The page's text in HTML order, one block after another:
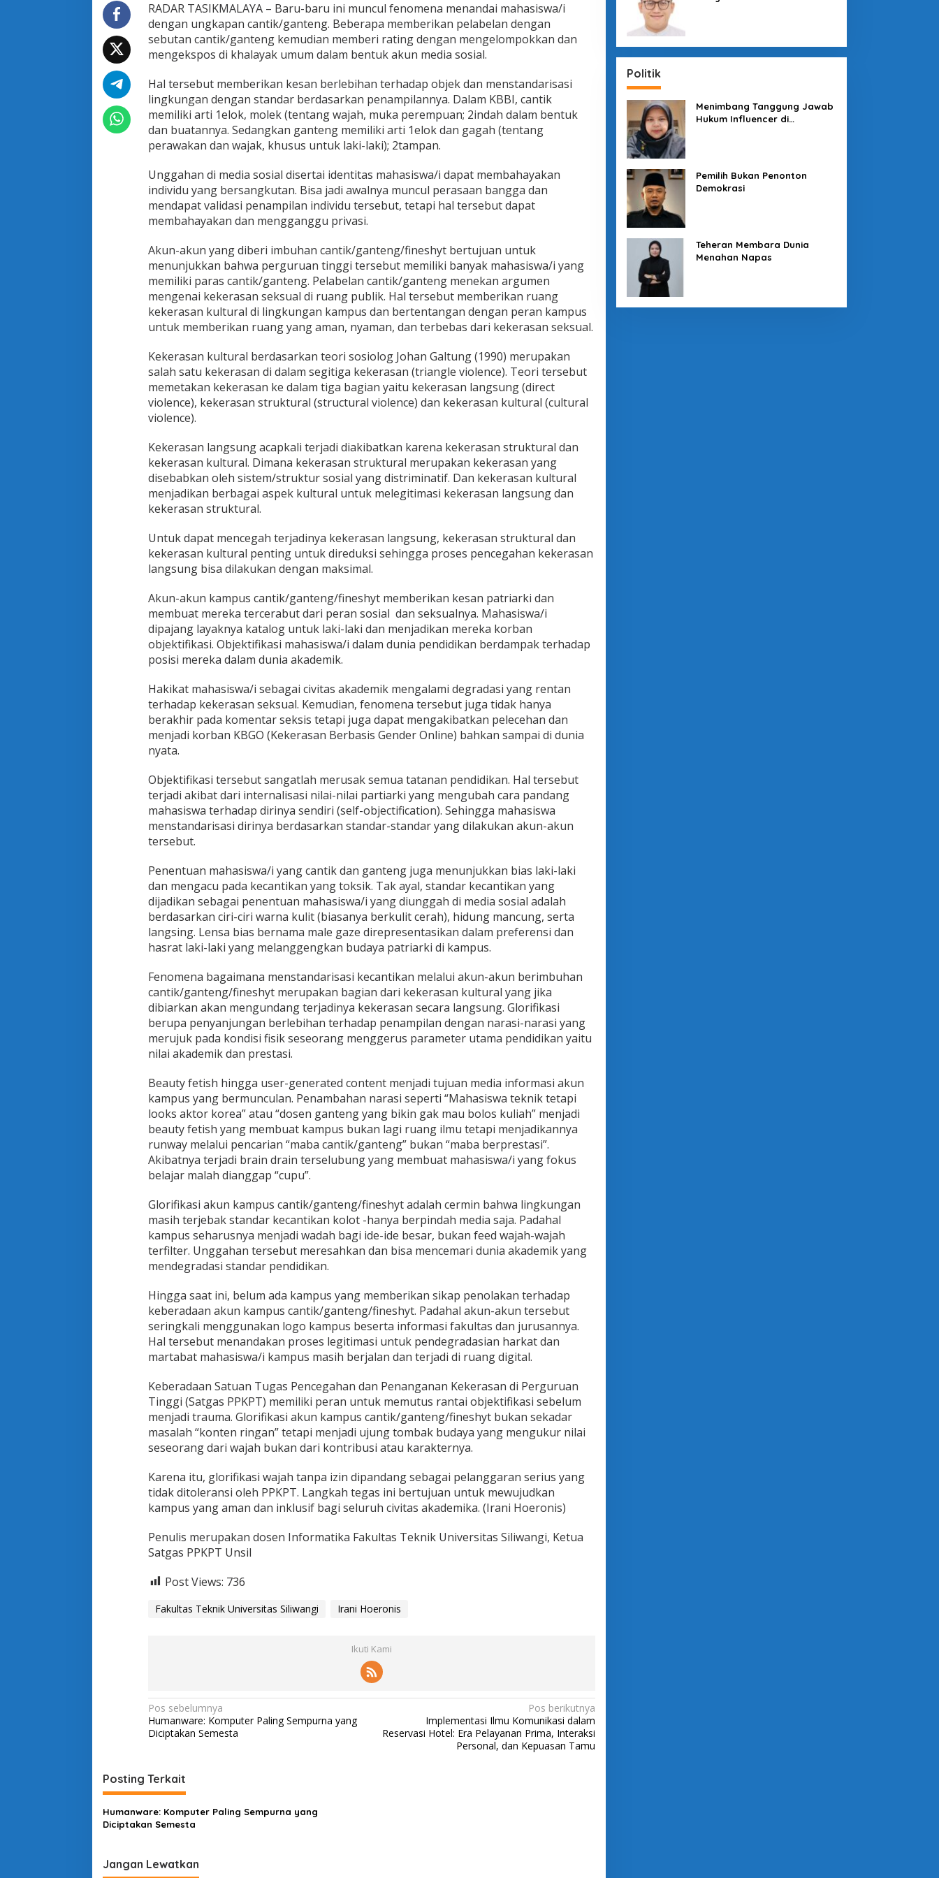
G
n
t
e
g
RADAR TASIKMALAYA – Baru-baru ini muncul fenomena menandai mahasiswa/i
dengan ungkapan cantik/ganteng. Beberapa memberikan pelabelan dengan
sebutan cantik/ganteng kemudian memberi rating dengan mengelompokkan dan
mengekspos di khalayak umum dalam bentuk akun media sosial.
Hal tersebut memberikan kesan berlebihan terhadap objek dan menstandarisasi
lingkungan dengan standar berdasarkan penampilannya. Dalam KBBI, cantik
memiliki arti 1elok, molek (tentang wajah, muka perempuan; 2indah dalam bentuk
dan buatannya. Sedangkan ganteng memiliki arti 1elok dan gagah (tentang
perawakan dan wajak, khusus untuk laki-laki); 2tampan.
Unggahan di media sosial disertai identitas mahasiswa/i dapat membahayakan
individu yang bersangkutan. Bisa jadi awalnya muncul perasaan bangga dan
mendapat validasi penampilan individu tersebut, tetapi hal tersebut dapat
membahayakan dan mengganggu privasi.
Akun-akun yang diberi imbuhan cantik/ganteng/fineshyt bertujuan untuk
menunjukkan bahwa perguruan tinggi tersebut memiliki banyak mahasiswa/i yang
memiliki paras cantik/ganteng. Pelabelan cantik/ganteng menekan argumen
mengenai kekerasan seksual di ruang publik. Hal tersebut memberikan ruang
kekerasan kultural di lingkungan kampus dan bertentangan dengan peran kampus
untuk memberikan ruang yang aman, nyaman, dan terbebas dari kekerasan seksual.
Kekerasan kultural berdasarkan teori sosiolog Johan Galtung (1990) merupakan
salah satu kekerasan di dalam segitiga kekerasan (triangle violence). Teori tersebut
memetakan kekerasan ke dalam tiga bagian yaitu kekerasan langsung (direct
violence), kekerasan struktural (structural violence) dan kekerasan kultural (cultural
violence).
Kekerasan langsung acapkali terjadi diakibatkan karena kekerasan struktural dan
kekerasan kultural. Dimana kekerasan struktural merupakan kekerasan yang
disebabkan oleh sistem/struktur sosial yang distriminatif. Dan kekerasan kultural
menjadikan berbagai aspek kultural untuk melegitimasi kekerasan langsung dan
kekerasan struktural.
Untuk dapat mencegah terjadinya kekerasan langsung, kekerasan struktural dan
kekerasan kultural penting untuk direduksi sehingga proses pencegahan kekerasan
langsung bisa dilakukan dengan maksimal.
Akun-akun kampus cantik/ganteng/fineshyt memberikan kesan patriarki dan
membuat mereka tercerabut dari peran sosial dan seksualnya. Mahasiswa/i
dipajang layaknya katalog untuk laki-laki dan menjadikan mereka korban
objektifikasi. Objektifikasi mahasiswa/i dalam dunia pendidikan berdampak terhadap
posisi mereka dalam dunia akademik.
Hakikat mahasiswa/i sebagai civitas akademik mengalami degradasi yang rentan
terhadap kekerasan seksual. Kemudian, fenomena tersebut juga tidak hanya
berakhir pada komentar seksis tetapi juga dapat mengakibatkan pelecehan dan
menjadi korban KBGO (Kekerasan Berbasis Gender Online) bahkan sampai di dunia
nyata.
Objektifikasi tersebut sangatlah merusak semua tatanan pendidikan. Hal tersebut
terjadi akibat dari internalisasi nilai-nilai partiarki yang mengubah cara pandang
mahasiswa terhadap dirinya sendiri (self-objectification). Sehingga mahasiswa
menstandarisasi dirinya berdasarkan standar-standar yang dilakukan akun-akun
tersebut.
Penentuan mahasiswa/i yang cantik dan ganteng juga menunjukkan bias laki-laki
dan mengacu pada kecantikan yang toksik. Tak ayal, standar kecantikan yang
dijadikan sebagai penentuan mahasiswa/i yang diunggah di media sosial adalah
berdasarkan ciri-ciri warna kulit (biasanya berkulit cerah), hidung mancung, serta
langsing. Lensa bias bernama male gaze direpresentasikan dalam preferensi dan
hasrat laki-laki yang melanggengkan budaya patriarki di kampus.
Fenomena bagaimana menstandarisasi kecantikan melalui akun-akun berimbuhan
cantik/ganteng/fineshyt merupakan bagian dari kekerasan kultural yang jika
dibiarkan akan mengundang terjadinya kekerasan secara langsung. Glorifikasi
berupa penyanjungan berlebihan terhadap penampilan dengan narasi-narasi yang
merujuk pada kondisi fisik seseorang menggerus parameter utama pendidikan yaitu
nilai akademik dan prestasi.
Beauty fetish hingga user-generated content menjadi tujuan media informasi akun
kampus yang bermunculan. Penambahan narasi seperti “Mahasiswa teknik tetapi
looks aktor korea” atau “dosen ganteng yang bikin gak mau bolos kuliah” menjadi
beauty fetish yang membuat kampus bukan lagi ruang ilmu tetapi menjadikannya
runway melalui pencarian “maba cantik/ganteng” bukan “maba berprestasi”.
Akibatnya terjadi brain drain terselubung yang membuat mahasiswa/i yang fokus
belajar malah dianggap “cupu”.
Glorifikasi akun kampus cantik/ganteng/fineshyt adalah cermin bahwa lingkungan
masih terjebak standar kecantikan kolot -hanya berpindah media saja. Padahal
kampus seharusnya menjadi wadah bagi ide-ide besar, bukan feed wajah-wajah
terfilter. Unggahan tersebut meresahkan dan bisa mencemari dunia akademik yang
mendegradasi standar pendidikan.
Hingga saat ini, belum ada kampus yang memberikan sikap penolakan terhadap
keberadaan akun kampus cantik/ganteng/fineshyt. Padahal akun-akun tersebut
seringkali menggunakan logo kampus beserta informasi fakultas dan jurusannya.
Hal tersebut menandakan proses legitimasi untuk pendegradasian harkat dan
martabat mahasiswa/i kampus masih berjalan dan terjadi di ruang digital.
Keberadaan Satuan Tugas Pencegahan dan Penanganan Kekerasan di Perguruan
Tinggi (Satgas PPKPT) memiliki peran untuk memutus rantai objektifikasi sebelum
menjadi trauma. Glorifikasi akun kampus cantik/ganteng/fineshyt bukan sekadar
masalah “konten ringan” tetapi menjadi ujung tombak budaya yang mengukur nilai
seseorang dari wajah bukan dari kontribusi atau karakternya.
Karena itu, glorifikasi wajah tanpa izin dipandang sebagai pelanggaran serius yang
tidak ditoleransi oleh PPKPT. Langkah tegas ini bertujuan untuk mewujudkan
kampus yang aman dan inklusif bagi seluruh civitas akademika. (Irani Hoeronis)
Penulis merupakan dosen Informatika Fakultas Teknik Universitas Siliwangi, Ketua
Satgas PPKPT Unsil
Post Views: 736
Fakultas Teknik Universitas Siliwangi Irani Hoeronis
Ikuti Kami
N
a
i
g
a
s
p
Pos sebelumnya
Humanware: Komputer Paling Sempurna yang
Diciptakan Semesta
Pos berikutnya
Implementasi Ilmu Komunikasi dalam
Reservasi Hotel: Era Pelayanan Prima, Interaksi
Personal, dan Kepuasan Tamu
Posting Terkait
Humanware: Komputer Paling Sempurna yang
Diciptakan Semesta
Jangan Lewatkan
Politik
Menimbang Tanggung Jawab
Hukum Influencer di
Pemilih Bukan Penonton
Demokrasi
Teheran Membara Dunia
Menahan Napas